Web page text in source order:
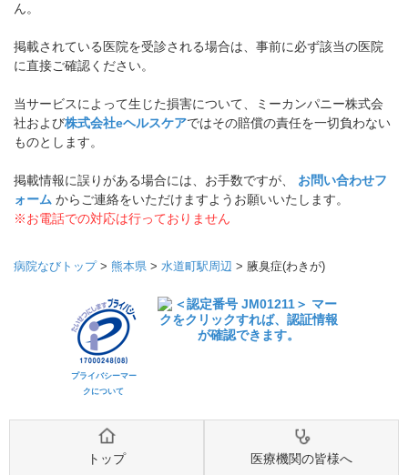
ん。
掲載されている医院を受診される場合は、事前に必ず該当の医院
に直接ご確認ください。
当サービスによって生じた損害について、ミーカンパニー株式会
社および株式会社eヘルスケアではその賠償の責任を一切負わない
ものとします。
掲載情報に誤りがある場合には、お手数ですが、 お問い合わせフ
ォーム からご連絡をいただけますようお願いいたします。
※お電話での対応は行っておりません
病院なびトップ> 熊本県 > 水道町駅周辺 > 腋臭症(わきが)
プライバシーマー
クについて
トップ 医療機関の皆様へ